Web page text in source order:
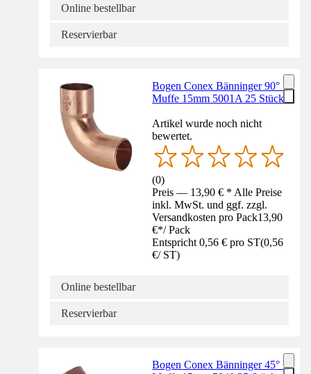
Online bestellbar
Reservierbar
Bogen Conex Bänninger 90° 1
Muffe 15mm 5001A 25 Stück
Artikel wurde noch nicht
bewertet.
(0)
Preis — 13,90 € * Alle Preise
inkl. MwSt. und ggf. zzgl.
Versandkosten pro Pack13,90
€*/ Pack
Entspricht 0,56 € pro ST(0,56
€/ ST)
Online bestellbar
Reservierbar
Bogen Conex Bänninger 45° 1